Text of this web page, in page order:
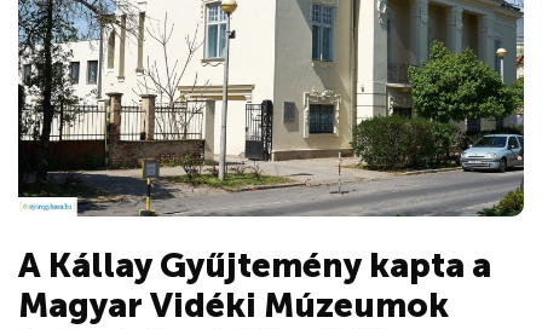
A Kállay Gyűjtemény kapta a
Magyar Vidéki Múzeumok